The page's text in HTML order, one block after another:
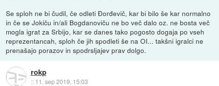
Se sploh ne bi čudil, če odleti Đorđevič, kar bi bilo še kar normalno
in če se Jokiču in/ali Bogdanoviču ne bo več dalo oz. ne bosta več
mogla igrat za Srbijo, kar se danes tako pogosto dogaja po vseh
reprezentancah, sploh če jih spodleti še na OI... takšni igralci ne
prenašajo porazov in spodrsljajev prav dolgo.
rokp
:: 11. sep 2019, 15:03